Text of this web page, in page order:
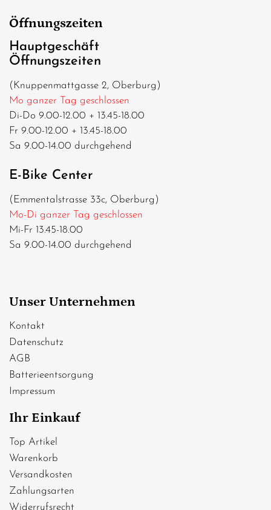
Öffnungszeiten
Hauptgeschäft
Öffnungszeiten
(Knuppenmattgasse 2, Oberburg)
Mo ganzer Tag geschlossen
Di-Do 9.00-12.00 + 13.45-18.00
Fr 9.00-12.00 + 13.45-18.00
Sa 9.00-14.00 durchgehend
E-Bike Center
(Emmentalstrasse 33c, Oberburg)
Mo-Di ganzer Tag geschlossen
Mi-Fr 13.45-18.00
Sa 9.00-14.00 durchgehend
Unser Unternehmen
Kontakt
Datenschutz
AGB
Batterieentsorgung
Impressum
Ihr Einkauf
Top Artikel
Warenkorb
Versandkosten
Zahlungsarten
Widerrufsrecht